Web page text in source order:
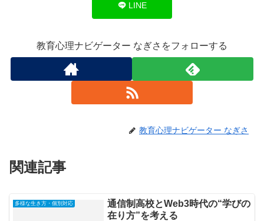
LINE
教育心理ナビゲーター なぎさをフォローする
教育心理ナビゲーター なぎさ
関連記事
多様な生き方・個別対応
通信制高校とWeb3時代の“学びの
在り方”を考える